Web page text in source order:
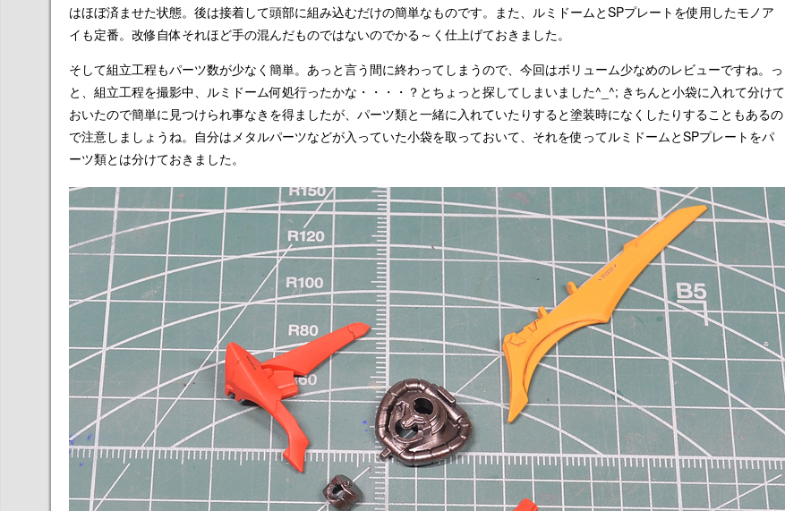
はほぼ済ませた状態。後は接着して頭部に組み込むだけの簡単なものです。また、ルミドームとSPプレートを使用したモノア
イも定番。改修自体それほど手の混んだものではないのでかる～く仕上げておきました。
そして組立工程もパーツ数が少なく簡単。あっと言う間に終わってしまうので、今回はボリューム少なめのレビューですね。っ
と、組立工程を撮影中、ルミドーム何処行ったかな・・・・？とちょっと探してしまいました^_^; きちんと小袋に入れて分けて
おいたので簡単に見つけられ事なきを得ましたが、パーツ類と一緒に入れていたりすると塗装時になくしたりすることもあるの
で注意しましょうね。自分はメタルパーツなどが入っていた小袋を取っておいて、それを使ってルミドームとSPプレートをパ
ーツ類とは分けておきました。